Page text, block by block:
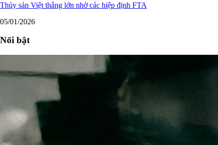
Thủy sản Việt thắng lớn nhờ các hiệp định FTA
05/01/2026
Nổi bật